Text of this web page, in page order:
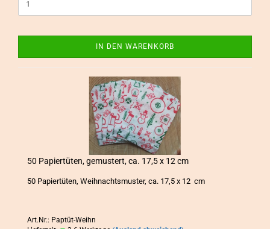
IN DEN WARENKORB
50 Pa­pier­tü­ten, ge­mus­tert, ca. 17,5 x 12 cm
50 Pa­pier­tü­ten, Weih­nachts­mus­ter, ca. 17,5 x 12 cm
Art.Nr.: Paptüt-Weihn